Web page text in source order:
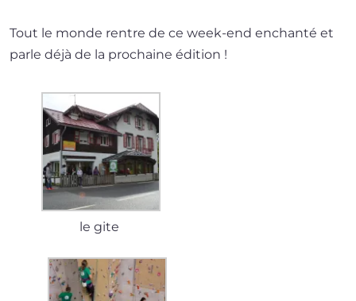
Tout le monde rentre de ce week-end enchan­té et
parle déjà de la pro­chaine édition !
le gite